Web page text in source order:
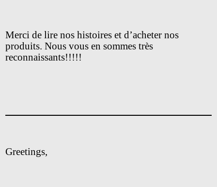
Merci de lire nos histoires et d’acheter nos
produits. Nous vous en sommes très
reconnaissants!!!!!
Greetings,